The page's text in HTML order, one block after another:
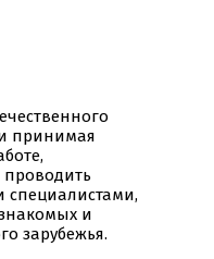
принимая
специалистами,
и
зарубежья.